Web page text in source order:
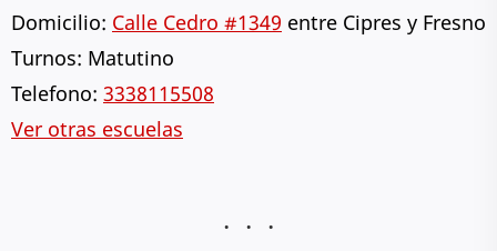
Domicilio: Calle Cedro #1349 entre Cipres y Fresno
Turnos: Matutino
Telefono: 3338115508
Ver otras escuelas